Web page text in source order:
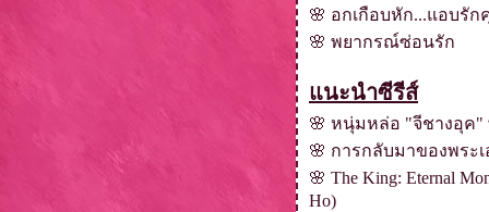
🌸 อกเกือบหัก...แอบรั
🌸 พยากรณ์ซ่อนรัก
นะนำซีรีส์
🌸 หนุ่มหล่อ "จีชางอุค"
🌸 การกลับมาของพระเ
🌸 The King: Eternal
Ho)